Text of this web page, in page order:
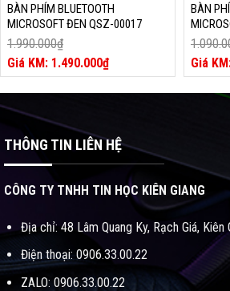
BÀN PHÍM BLUETOOTH
MICROSOFT ĐEN QSZ-00017
1.990.000₫
Giá
gốc
là:
1.990.000₫.
1.490.000₫
Giá
hiện
tại
là:
1.490.000₫.
BÀN
ĐEN
Giá
gốc
là:
Giá
hiện
THÔNG TIN LIÊN HỆ
CÔNG TY TNHH TIN HỌC KIÊN GIANG
Địa chỉ: 48 Lâm Quang Ky, Rạch Giá, Kiên
Điện thoại: 0906.33.00.22
ZALO: 0906.33.00.22